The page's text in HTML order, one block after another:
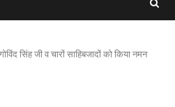
सिंह जी व चारों साहिबजादों को किया नमन